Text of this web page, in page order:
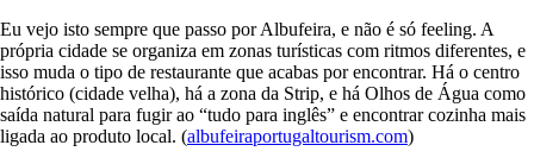
Eu vejo isto sempre que passo por Albufeira, e não é só feeling. A
própria cidade se organiza em zonas turísticas com ritmos diferentes, e
isso muda o tipo de restaurante que acabas por encontrar. Há o centro
histórico (cidade velha), há a zona da Strip, e há Olhos de Água como
saída natural para fugir ao “tudo para inglês” e encontrar cozinha mais
ligada ao produto local. (albufeiraportugaltourism.com)